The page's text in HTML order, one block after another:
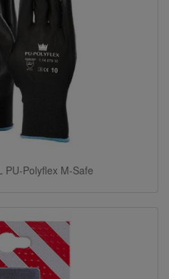
PU-Polyflex M-Safe